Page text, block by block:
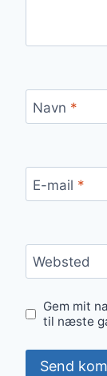
Navn *
E-mail *
Websted
Gem mit
til næste